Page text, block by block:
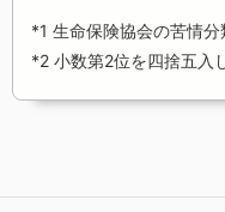
*1 生命保険協会の苦情分
*2 小数第2位を四捨五入